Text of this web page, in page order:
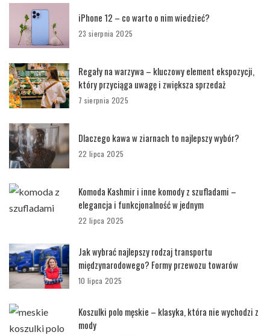
iPhone 12 – co warto o nim wiedzieć?
23 sierpnia 2025
Regały na warzywa – kluczowy element ekspozycji,
który przyciąga uwagę i zwiększa sprzedaż
7 sierpnia 2025
Dlaczego kawa w ziarnach to najlepszy wybór?
22 lipca 2025
Komoda Kashmir i inne komody z szufladami –
elegancja i funkcjonalność w jednym
22 lipca 2025
Jak wybrać najlepszy rodzaj transportu
międzynarodowego? Formy przewozu towarów
10 lipca 2025
Koszulki polo męskie – klasyka, która nie wychodzi z
mody